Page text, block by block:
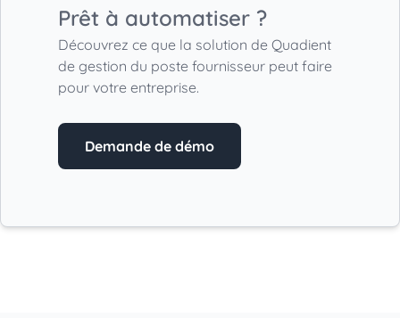
Prêt à automatiser ?
Découvrez ce que la solution de Quadient
de gestion du poste fournisseur peut faire
pour votre entreprise.
Demande de démo